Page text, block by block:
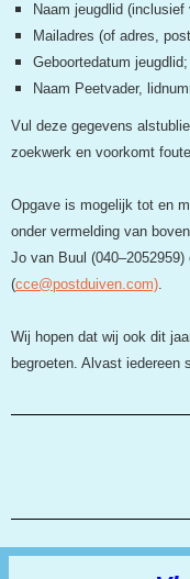
Naam jeugdlid (inclusief
Mailadres (of adres,
Geboortedatum jeugdlid;
Naam Peetvader,
Vul deze gegevens
zoekwerk en voorkomt
Opgave is mogelijk tot en
onder vermelding van
Jo van Buul
(cce@postduiven.com).
Wij hopen dat wij ook dit
begroeten. Alvast iedereen